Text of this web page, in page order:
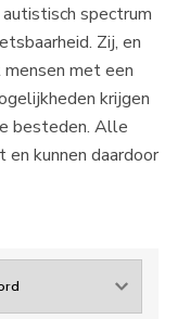
spectrum
Zij, en
met een
krijgen
besteden. Alle
en kunnen daardoor